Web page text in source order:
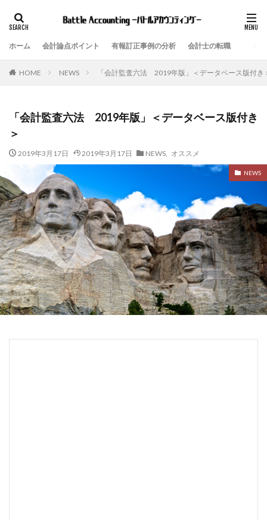
ホーム 会計論点ポイント 有報訂正事例の分析 会計士の転職
HOME NEWS 「会計監査六法 2019年版」＜データベース版付き
「会計監査六法 2019年版」＜データベース版付き
＞
2019年3月17日 2019年3月17日 NEWS, オススメ
NEWS